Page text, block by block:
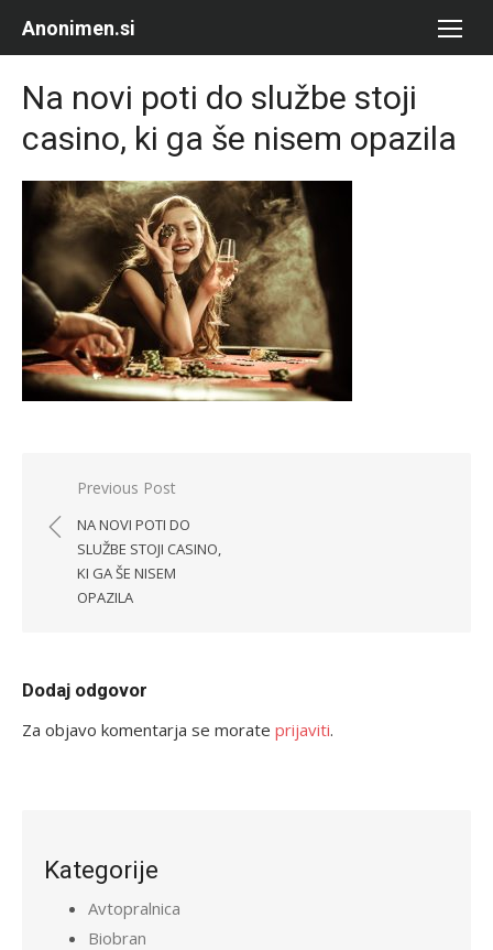
Anonimen.si
Na novi poti do službe stoji
casino, ki ga še nisem opazila
Navigacija
prispevka
Previous Post
NA NOVI POTI DO
SLUŽBE STOJI CASINO,
KI GA ŠE NISEM
OPAZILA
Dodaj odgovor
Za objavo komentarja se morate prijaviti.
Kategorije
Avtopralnica
Biobran